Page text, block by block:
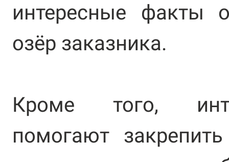
интересные факты
озёр заказника.
Кроме того,
помогают